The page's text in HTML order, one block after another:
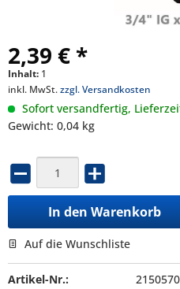
2,39 € *
Inhalt: 1
inkl. MwSt.zzgl. Versandkosten
Sofort versandfertig,
Gewicht: 0,04 kg
In den Warenkorb
Auf die Wunschliste
Artikel-Nr.: